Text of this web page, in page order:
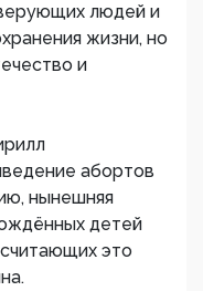
людей и
жизни, но
и
абортов
нынешняя
детей
это